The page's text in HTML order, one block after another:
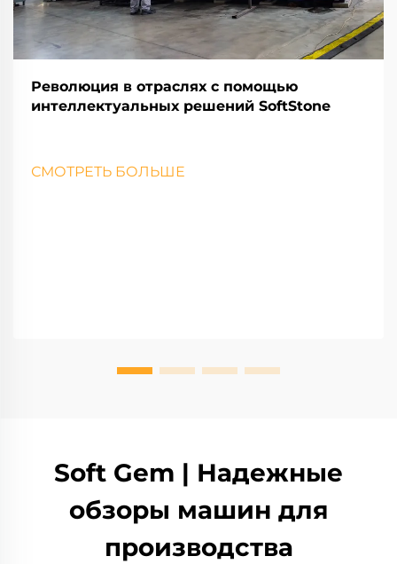
Революция в отраслях с помощью
интеллектуальных решений SoftStone
СМОТРЕТЬ БОЛЬШЕ
Soft Gem | Надежные
обзоры машин для
производства